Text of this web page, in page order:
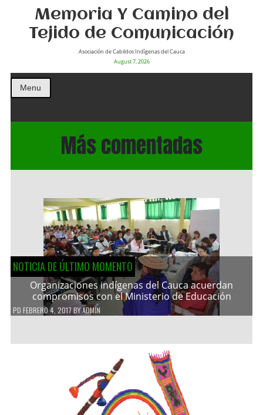
Memoria Y Camino del
Tejido de Comunicación
Asociación de Cabildos Indìgenas del Cauca
August 7, 2026
Menu
Más comentadas
NOTICIA DE ÚLTIMO MOMENTO
Organizaciones indígenas del Cauca acuerdan
compromisos con el Ministerio de Educación
PD FEBRERO 4, 2017 BYADMIN